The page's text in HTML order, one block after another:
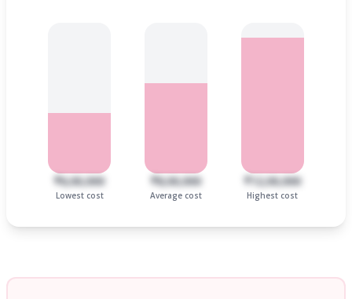
₹6,00,000
Lowest cost
₹8,00,000
Average cost
₹12,00,000
Highest cost